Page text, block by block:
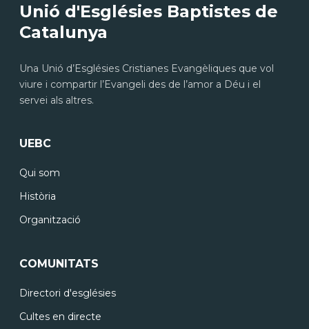
Unió d'Esglésies Baptistes de
Catalunya
Una Unió d’Esglésies Cristianes Evangèliques que vol
viure i compartir l’Evangeli des de l’amor a Déu i el
servei als altres.
UEBC
Qui som
Història
Organització
COMUNITATS
Directori d'esglésies
Cultes en directe